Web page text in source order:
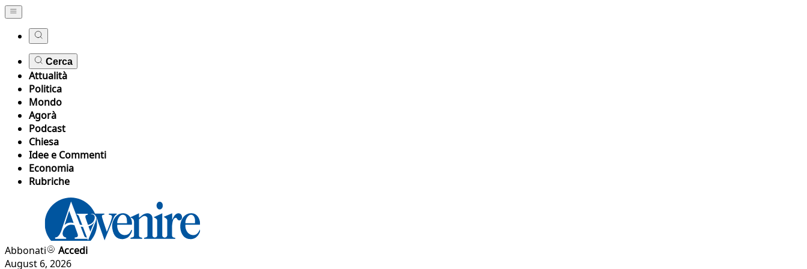
Cerca
Attualità
Politica
Mondo
Agorà
Podcast
Chiesa
Idee e Commenti
Economia
Rubriche
Abbonati
Accedi
August 6, 2026